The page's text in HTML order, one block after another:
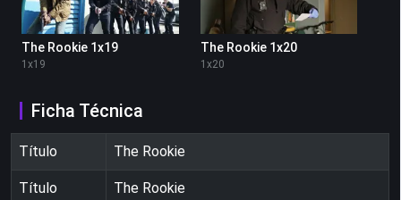
The Rookie 1x19
1 x19
The Rookie 1x20
1 x20
Ficha Técnica
Título The Rookie
Título
The Rookie